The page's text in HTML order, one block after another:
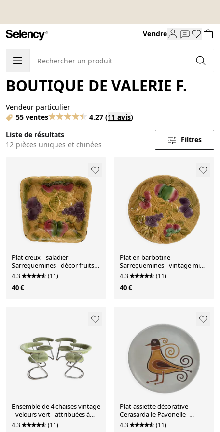
Vendre
BOUTIQUE DE VALERIE F.
Vendeur particulier
55 ventes
4.27 (11 avis)
Liste de résultats
12 pièces uniques et chinées
Filtres
Plat creux - saladier
Sarreguemines - décor fruits
Barbotine
4.3 (11)
40 €
Plat en barbotine -
Sarreguemines - vintage mi
XX ème
4.3 (11)
40 €
Ensemble de 4 chaises vintage
- velours vert - attribuées à
Gastone Ronaldi
4.3 (11)
Plat-assiette décorative-
Cerasarda le Pavonelle -
vintage Italien
4.3 (11)